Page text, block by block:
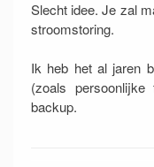
Slecht idee. Je zal
stroomstoring.
Ik heb het al jaren
(zoals
backup.